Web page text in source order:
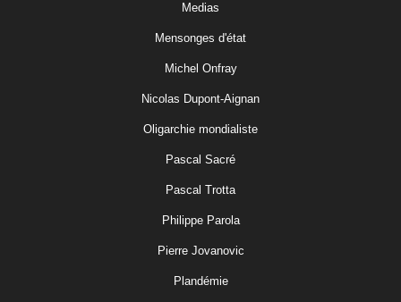
Medias
Mensonges d'état
Michel Onfray
Nicolas Dupont-Aignan
Oligarchie mondialiste
Pascal Sacré
Pascal Trotta
Philippe Parola
Pierre Jovanovic
Plandémie